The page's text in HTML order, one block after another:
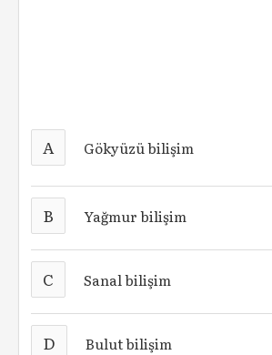
A Gökyüzü bilişim
B Yağmur bilişim
C Sanal bilişim
D Bulut bilişim